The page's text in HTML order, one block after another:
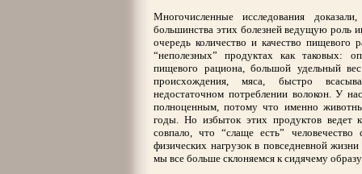
Многочисленные исследования
большинства этих болезней ведущую роль
очередь количество и качество
“неполезных” продуктах как таковых:
пищевого рациона, большой удельный
происхождения, мяса, быстро
недостаточном потреблении волокон. У
полноценным, потому что именно
годы. Но избыток этих продуктов
совпало, что “слаще есть”
физических нагрузок в повседневной
мы все больше склоняемся к сидячему